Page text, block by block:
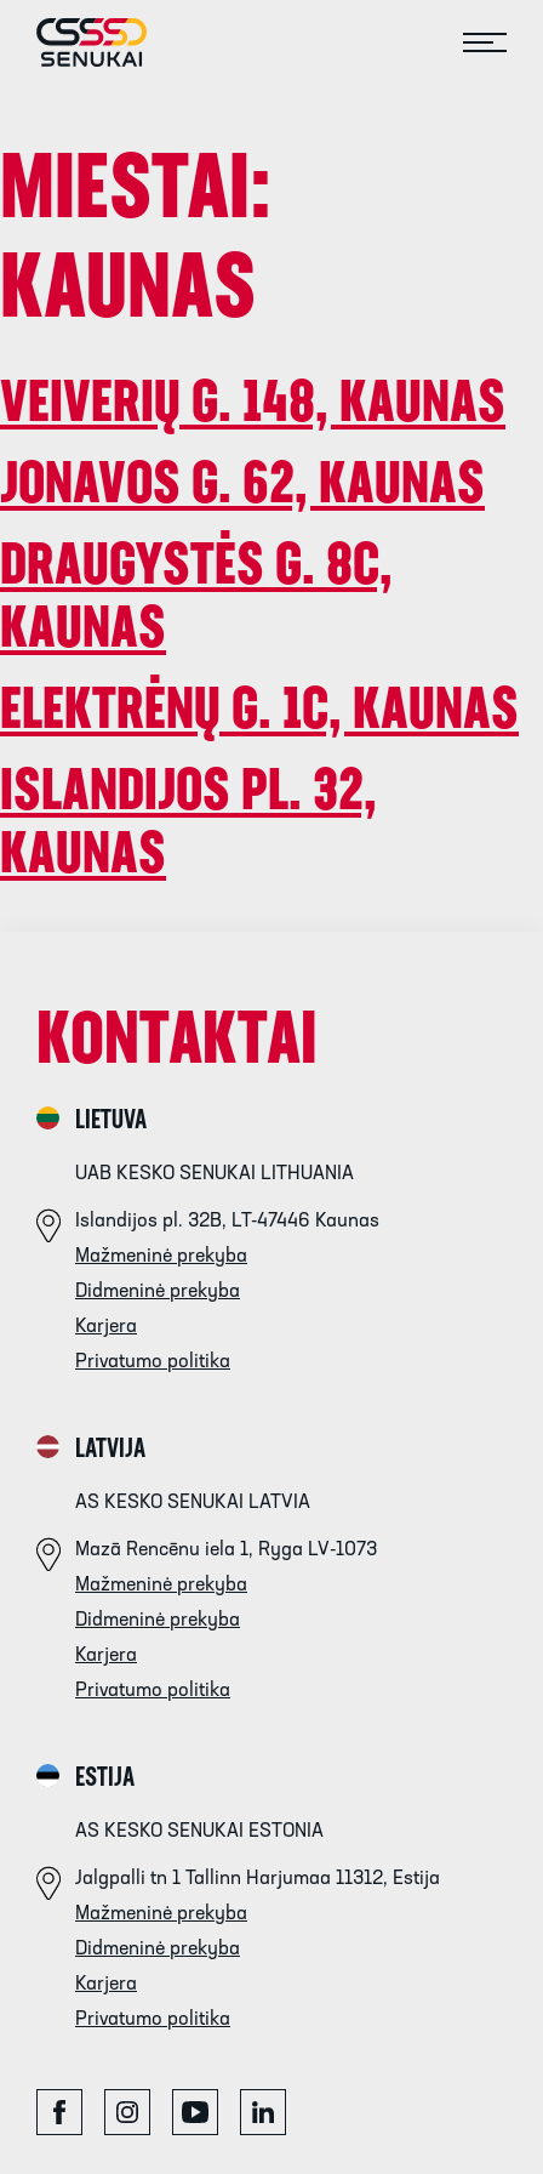
MIESTAI:
KAUNAS
VEIVERIŲ G. 148, KAUNAS
JONAVOS G. 62, KAUNAS
DRAUGYSTĖS G. 8C,
KAUNAS
ELEKTRĖNŲ G. 1C, KAUNAS
ISLANDIJOS PL. 32,
KAUNAS
KONTAKTAI
LIETUVA
UAB KESKO SENUKAI LITHUANIA
Islandijos pl. 32B, LT-47446 Kaunas
Mažmeninė prekyba
Didmeninė prekyba
Karjera
Privatumo politika
LATVIJA
AS KESKO SENUKAI LATVIA
Mazā Rencēnu iela 1, Ryga LV-1073
Mažmeninė prekyba
Didmeninė prekyba
Karjera
Privatumo politika
ESTIJA
AS KESKO SENUKAI ESTONIA
Jalgpalli tn 1 Tallinn Harjumaa 11312, Estija
Mažmeninė prekyba
Didmeninė prekyba
Karjera
Privatumo politika